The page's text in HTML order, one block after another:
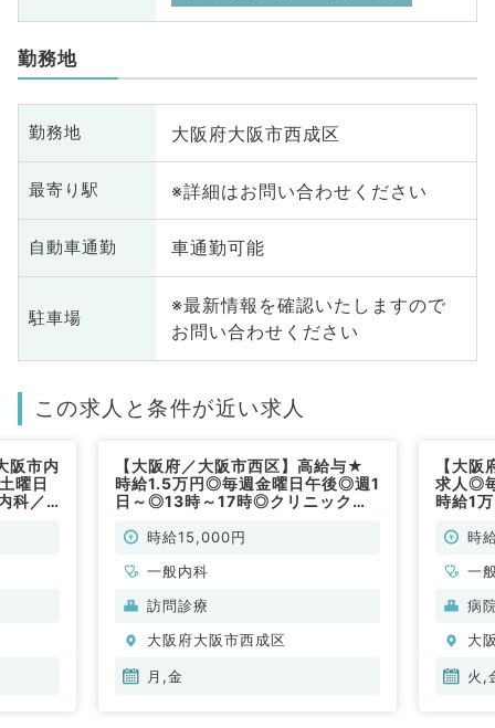
勤務地
勤務地 大阪府大阪市西成区
最寄り駅 ※詳細はお問い合わせください
自動車通勤 車通勤可能
駐車場
※最新情報を確認いたしますので
お問い合わせください
この求人と条件が近い求人
阪市内
曜日
科／
【大阪府／大阪市西区】高給与★
時給1.5万円◎毎週金曜日午後◎週1
日～◎13時～17時◎クリニックで
非常勤）
時給15,000円
一般内科
訪問診療
大阪府大阪市西成区
月,金
【大
求人◎
時給1
時
一
病
大
火,